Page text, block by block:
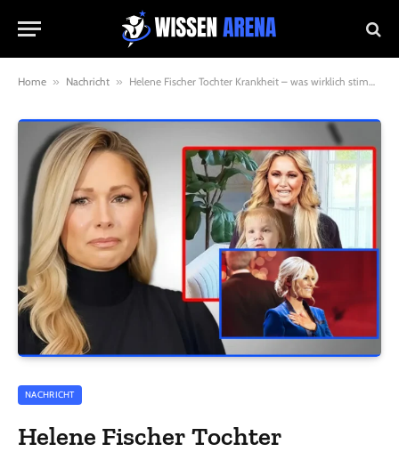
Home » Nachricht » Helene Fischer Tochter Krankheit – was wirklich stimmt und warum so viele Gerüchte kursieren
NACHRICHT
Helene Fischer Tochter